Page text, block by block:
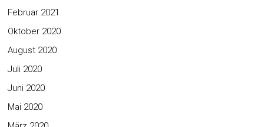
Februar 2021
Oktober 2020
August 2020
Juli 2020
Juni 2020
Mai 2020